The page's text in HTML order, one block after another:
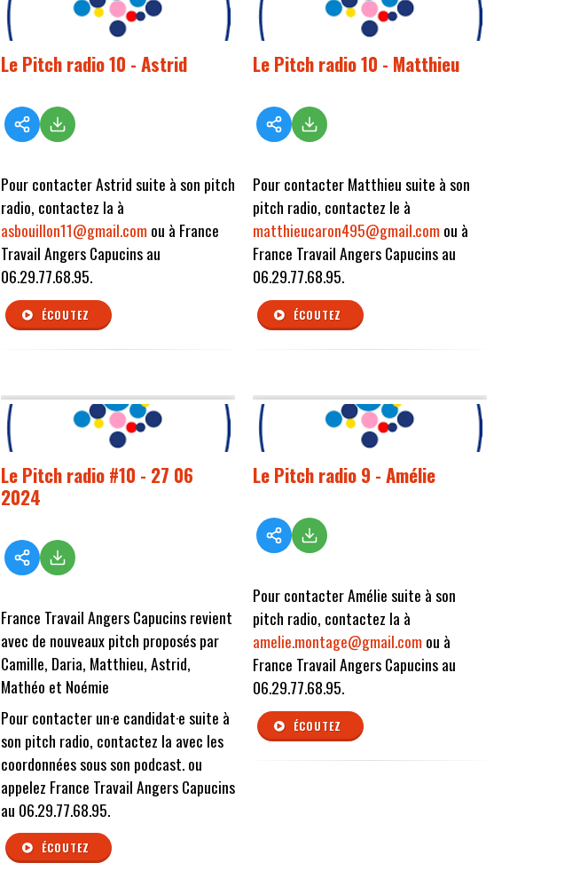
Le Pitch radio 10 - Astrid
Pour contacter Astrid suite à son pitch
radio, contactez la à
asbouillon11@gmail.comou à France
Travail Angers Capucins au
06.29.77.68.95.
ÉCOUTEZ
Le Pitch radio 10 - Matthieu
Pour contacter Matthieu suite à son
pitch radio, contactez le à
matthieucaron495@gmail.comou à
France Travail Angers Capucins au
06.29.77.68.95.
ÉCOUTEZ
Le Pitch radio #10 - 27 06
2024
France Travail Angers Capucins revient
avec de nouveaux pitch proposés par
Camille, Daria, Matthieu, Astrid,
Mathéo et Noémie
Pour contacter un·e candidat·e suite à
son pitch radio, contactez la avec les
coordonnées sous son podcast. ou
appelez France Travail Angers Capucins
au 06.29.77.68.95.
ÉCOUTEZ
Le Pitch radio 9 - Amélie
Pour contacter Amélie suite à son
pitch radio, contactez la à
amelie.montage@gmail.comou à
France Travail Angers Capucins au
06.29.77.68.95.
ÉCOUTEZ